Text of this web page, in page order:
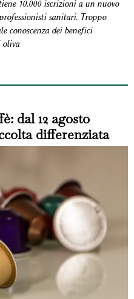
10.000 iscrizioni a un nuovo
sanitari. Troppo
conoscenza dei benefici
oliva
dal 12 agosto
differenziata